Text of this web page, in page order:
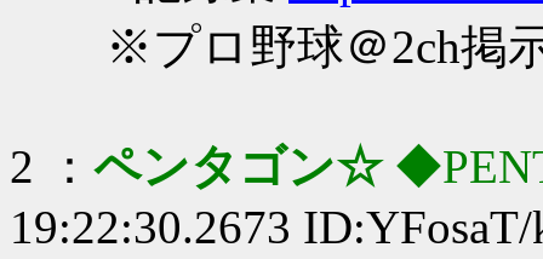
※プロ野球＠2ch掲
2 ： ペンタゴン☆
19:22:30.2673